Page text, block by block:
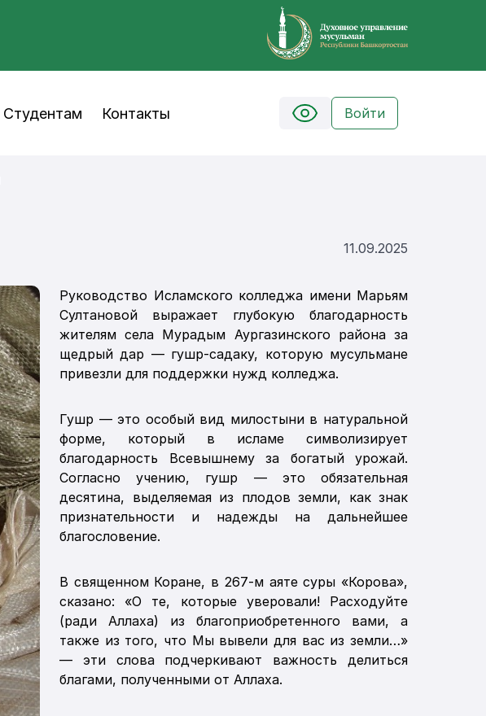
Войти
Студентам Контакты
11.09.2025
Руководство Исламского колледжа имени Марьям
Султановой выражает глубокую благодарность
жителям села Мурадым Аургазинского района за
щедрый дар — гушр-садаку, которую мусульмане
привезли для поддержки нужд колледжа.
Гушр — это особый вид милостыни в натуральной
форме, который в исламе символизирует
благодарность Всевышнему за богатый урожай.
Согласно учению, гушр — это обязательная
десятина, выделяемая из плодов земли, как знак
признательности и надежды на дальнейшее
благословение.
В священном Коране, в 267-м аяте суры «Корова»,
сказано: «О те, которые уверовали! Расходуйте
(ради Аллаха) из благоприобретенного вами, а
также из того, что Мы вывели для вас из земли…»
— эти слова подчеркивают важность делиться
благами, полученными от Аллаха.